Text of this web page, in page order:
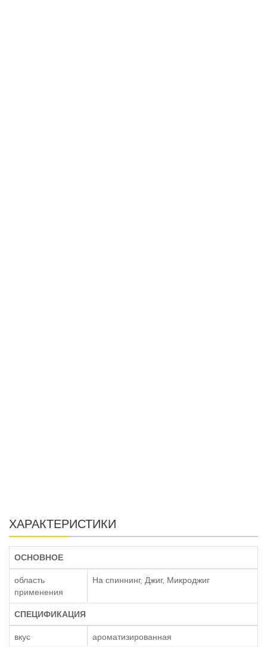
ХАРАКТЕРИСТИКИ
ОСНОВНОЕ
область
применения
На спиннинг, Джиг, Микроджиг
СПЕЦИФИКАЦИЯ
вкус ароматизированная